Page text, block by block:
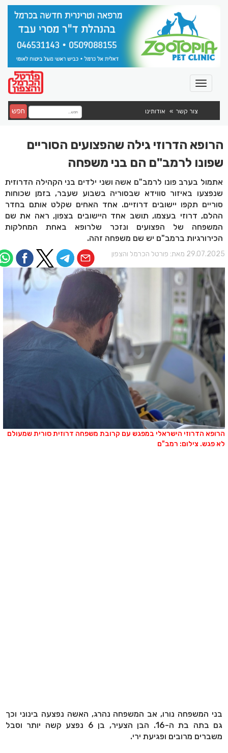
צור קשר אודותינו חפש
הרופא הדרוזי גילה שהפצועים הסוריים
שפונו לרמב"ם הם בני משפחה
אתמול בערב פונו לרמב"ם אשה ושני ילדים בני הקהילה הדרוזית
שנפצעו באיזור סווידא שבסוריה בשבוע שעבר, בזמן שכוחות
סוריים תקפו יישובים דרוזיים. אחד האחים שקלט אותם בחדר
ההלם, דרוזי בעצמו, תושב אחד היישובים בצפון, ראה את שם
המשפחה של הפצועים ונזכר שלרופא באחת המחלקות
הכירורגיות ברמב"ם יש שם משפחה זהה.
מאת: פורטל הכרמל והצפון
הדרוזי הישראלי במפגש עם קרובת משפחה דרוזית סורית שמעולם
פגש. צילום: רמב"ם
בני המשפחה נורו, אב המשפחה נהרג, האשה נפצעה בינוני וכך
גם בתה בת ה-16. הבן הצעיר, בן 6 נפצע קשה יותר וסבל
משברים מרובים ופגיעת ירי.